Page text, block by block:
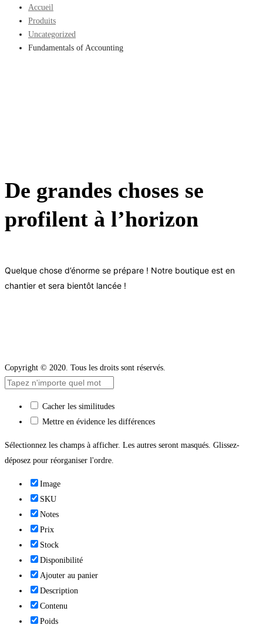
Accueil
Produits
Uncategorized
Fundamentals of Accounting
De grandes choses se
profilent à l’horizon
Quelque chose d’énorme se prépare ! Notre boutique est en
chantier et sera bientôt lancée !
Copyright © 2020. Tous les droits sont réservés.
Cacher les similitudes
Mettre en évidence les différences
Sélectionnez les champs à afficher. Les autres seront masqués. Glissez-
déposez pour réorganiser l'ordre.
Image
SKU
Notes
Prix
Stock
Disponibilité
Ajouter au panier
Description
Contenu
Poids